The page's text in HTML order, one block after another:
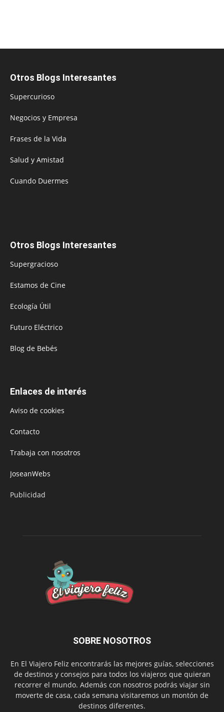
Otros Blogs Interesantes
Supercurioso
Negocios y Empresa
Frases de la Vida
Salud y Amistad
Cuando Duermes
Otros Blogs Interesantes
Supergracioso
Estamos de Cine
Ecología Útil
Futuro Eléctrico
Blog de Bebés
Enlaces de interés
Aviso de cookies
Contacto
Trabaja con nosotros
JoseanWebs
Publicidad
SOBRE NOSOTROS
En El Viajero Feliz encontrarás las mejores guías, selecciones
de destinos y consejos para todos los viajeros que quieran
recorrer el mundo. Además con nosotros podrás viajar sin
moverte de casa, cada semana visitaremos un montón de
destinos diferentes.